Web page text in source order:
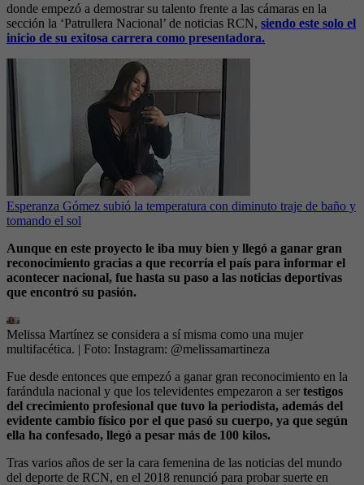
donde empezó a demostrar su talento frente a las cámaras en la
sección la ‘Patrullera Nacional’ de noticias RCN, siendo este solo el
inicio de su exitosa carrera como presentadora.
Esperanza Gómez subió la temperatura con diminuto traje de baño y
tomando el sol
Aunque en este proyecto le iba muy bien y llegó a ganar gran
reconocimiento gracias a que recorría el país para informar el
acontecer nacional, fue hasta su paso a las noticias deportivas
que encontró su pasión.
Melissa Martínez se considera a sí misma como una mujer
multifacética. | Foto: Instagram: @melissamartineza
Fue desde entonces que empezó a ganar gran reconocimiento en la
farándula nacional y que los televidentes empezaron a ser testigos
del crecimiento profesional que tuvo la periodista, además del
evidente cambio físico por el que pasó su cuerpo, ya que según
ella ha confesado, llegó a pesar más de 100 kilos.
Tras varios años de ser la cara femenina de las noticias del mundo
del deporte de RCN, en el 2018 renunció para probar suerte en